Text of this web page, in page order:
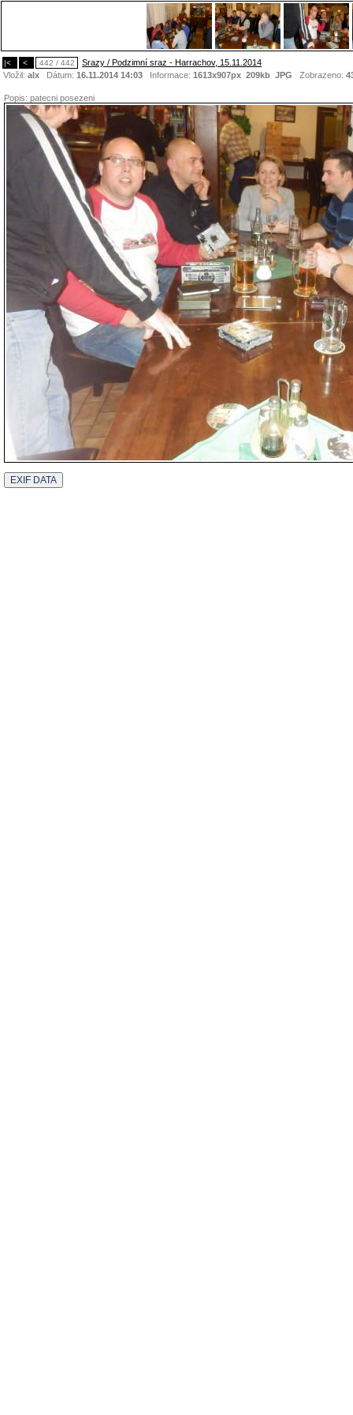
|< < 442 / 442
Srazy / Podzimní sraz - Harrachov, 15.11.2014
Vložil: alx Dátum: 16.11.2014 14:03 Informace: 1613x907px 209kb JPG Zobrazeno:
Popis: patecni posezeni